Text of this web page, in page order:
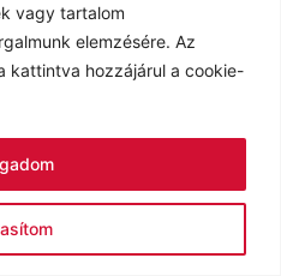
vagy tartalom
elemzésére. Az
kattintva hozzájárul a cookie-
– használd ki
időben, a
juss el!
mint a
Studio, lehetővé
egyedi vizuális